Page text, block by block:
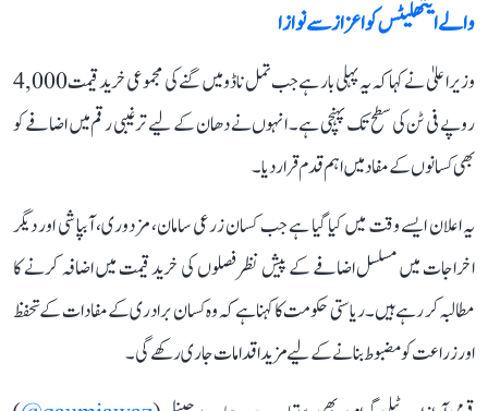
والے ایتھلیٹس کو اعزاز سے نوازا
وزیر اعلیٰ نے کہا کہ یہ پہلی بار ہے جب تمل ناڈو میں گنے کی مجموعی خرید قیمت 4,000
روپے فی ٹن کی سطح تک پہنچی ہے۔ انہوں نے دھان کے لیے ترغیبی رقم میں اضافے کو
بھی کسانوں کے مفاد میں اہم قدم قرار دیا۔
یہ اعلان ایسے وقت میں کیا گیا ہے جب کسان زرعی سامان، مزدوری، آبپاشی اور دیگر
اخراجات میں مسلسل اضافے کے پیش نظر فصلوں کی خرید قیمت میں اضافہ کرنے کا
مطالبہ کر رہے ہیں۔ ریاستی حکومت کا کہنا ہے کہ وہ کسان برادری کے مفادات کے تحفظ
اور زراعت کو مضبوط بنانے کے لیے مزید اقدامات جاری رکھے گی۔